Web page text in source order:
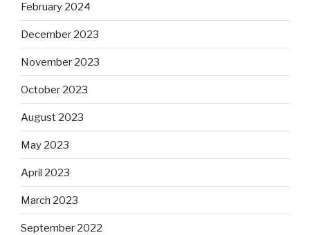
February 2024
December 2023
November 2023
October 2023
August 2023
May 2023
April 2023
March 2023
September 2022